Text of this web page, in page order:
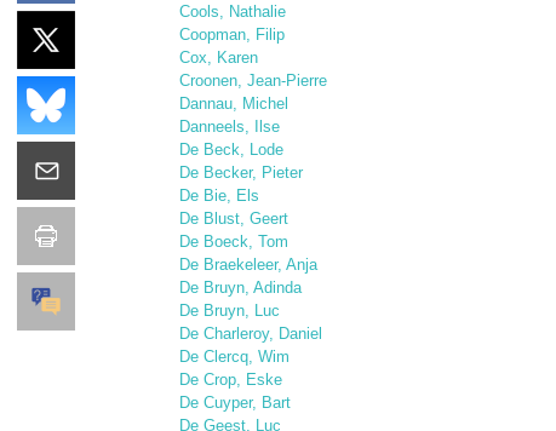
Cools, Nathalie
Coopman, Filip
Cox, Karen
Croonen, Jean-Pierre
Dannau, Michel
Danneels, Ilse
De Beck, Lode
De Becker, Pieter
De Bie, Els
De Blust, Geert
De Boeck, Tom
De Braekeleer, Anja
De Bruyn, Adinda
De Bruyn, Luc
De Charleroy, Daniel
De Clercq, Wim
De Crop, Eske
De Cuyper, Bart
De Geest, Luc